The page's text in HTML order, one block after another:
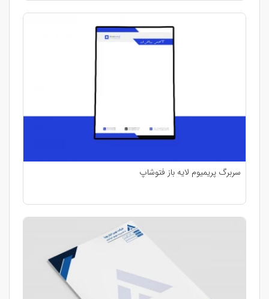
سربرگ پریمیوم لایه باز فتوشاپ